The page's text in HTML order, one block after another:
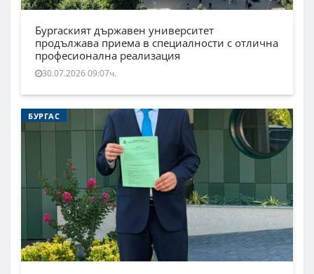
Бургаският държавен университет
продължава приема в специалности с отлична
професионална реализация
30.07.2026 09:07ч.
БУРГАС